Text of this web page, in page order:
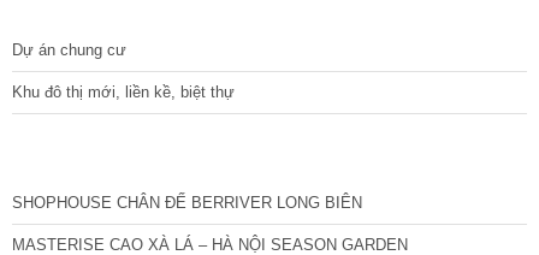
Dự án chung cư
Khu đô thị mới, liền kề, biệt thự
SHOPHOUSE CHÂN ĐẾ BERRIVER LONG BIÊN
MASTERISE CAO XÀ LÁ – HÀ NỘI SEASON GARDEN